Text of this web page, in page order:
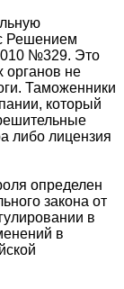
Решением
№329. Это
органов не
Таможенники
который
либо лицензия
определен
закона от
в
в